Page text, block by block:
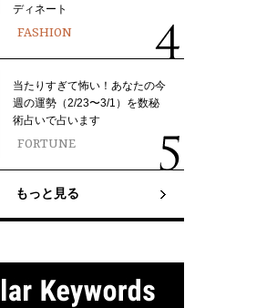
ディネート
FASHION
当たりすぎて怖い！あなたの今
週の運勢（2/23〜3/1）を数秘
術占いで占います
FORTUNE
もっと見る